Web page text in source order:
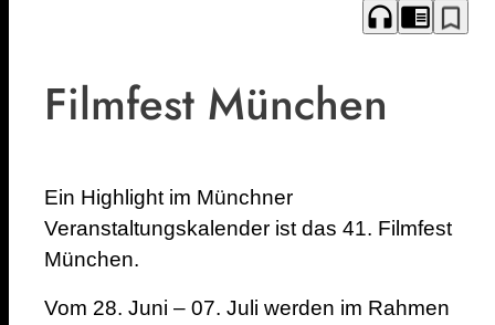
headphones chrome_reader_mode bookmark_border
Filmfest München
Ein Highlight im Münchner
Veranstaltungskalender ist das 41. Filmfest
München.
Vom 28. Juni – 07. Juli werden im Rahmen